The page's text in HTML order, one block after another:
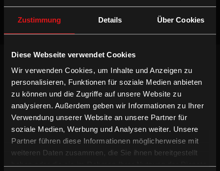
Zustimmung Details Über Cookies
Diese Webseite verwendet Cookies
Wir verwenden Cookies, um Inhalte und Anzeigen zu
personalisieren, Funktionen für soziale Medien anbieten
zu können und die Zugriffe auf unsere Website zu
analysieren. Außerdem geben wir Informationen zu Ihrer
Verwendung unserer Website an unsere Partner für
soziale Medien, Werbung und Analysen weiter. Unsere
Partner führen diese Informationen möglicherweise mit
weiteren Daten zusammen, die Sie ihnen bereitgestellt
haben oder die sie im Rahmen Ihrer Nutzung der Dienste
Willst du keinen Film verpassen, registriere
dich beim Newsletter um am Laufenden zu
bleiben!
ANMELDEN
INFORMATION
Technologien
Gutschein-Info
FOLGE UNS
Facebook
Instagram